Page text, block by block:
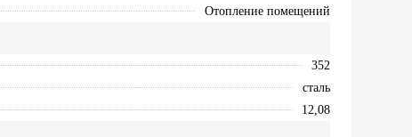
Отопление помещений
352
сталь
12,08